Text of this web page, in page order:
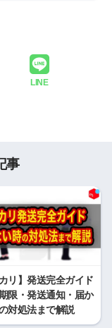
LINE
事
カリ】発送完全ガイド
期限・発送通知・届か
対処法まで解説